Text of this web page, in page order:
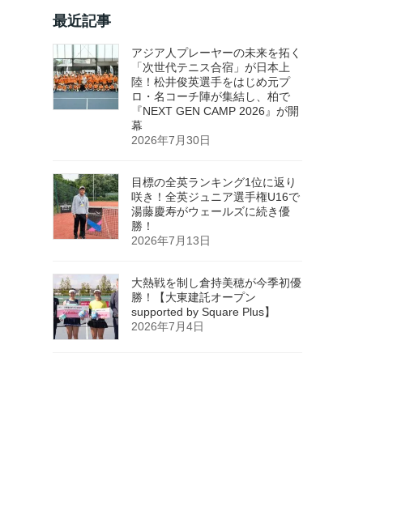
最近記事
アジア人プレーヤーの未来を拓く
「次世代テニス合宿」が日本上
陸！松井俊英選手をはじめ元プ
ロ・名コーチ陣が集結し、柏で
『NEXT GEN CAMP 2026』が開
幕
2026年7月30日
目標の全英ランキング1位に返り
咲き！全英ジュニア選手権U16で
湯藤慶寿がウェールズに続き優
勝！
2026年7月13日
大熱戦を制し倉持美穂が今季初優
勝！【大東建託オープン
supported by Square Plus】
2026年7月4日